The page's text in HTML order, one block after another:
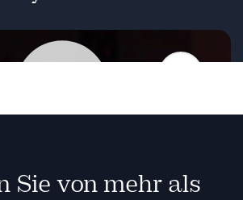
Sie von mehr als